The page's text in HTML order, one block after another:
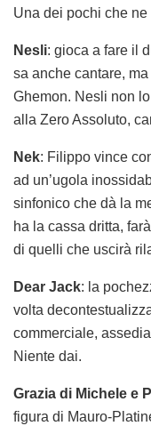
Una dei pochi che
Nesli: gioca a fare il
sa anche cantare,
Ghemon. Nesli non
alla Zero Assoluto,
Nek: Filippo vince
ad un’ugola
sinfonico che dà la
ha la cassa dritta,
di quelli che uscirà
Dear Jack: la
volta
commerciale,
Niente dai.
Grazia di Michele e
figura di Mauro-